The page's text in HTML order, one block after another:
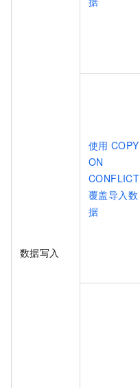
数据写入
使用 COPY
ON
CONFLICT
覆盖导入数
据